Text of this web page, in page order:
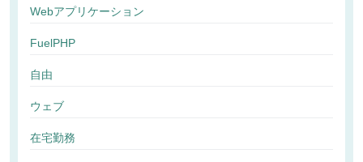
Webアプリケーション
FuelPHP
自由
ウェブ
在宅勤務